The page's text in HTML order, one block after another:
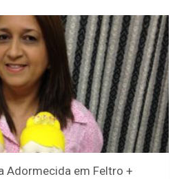
Adormecida em Feltro +